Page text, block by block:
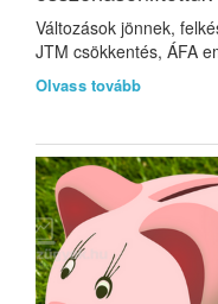
Változások jönnek,
JTM csökkentés, ÁFA
Olvass tovább